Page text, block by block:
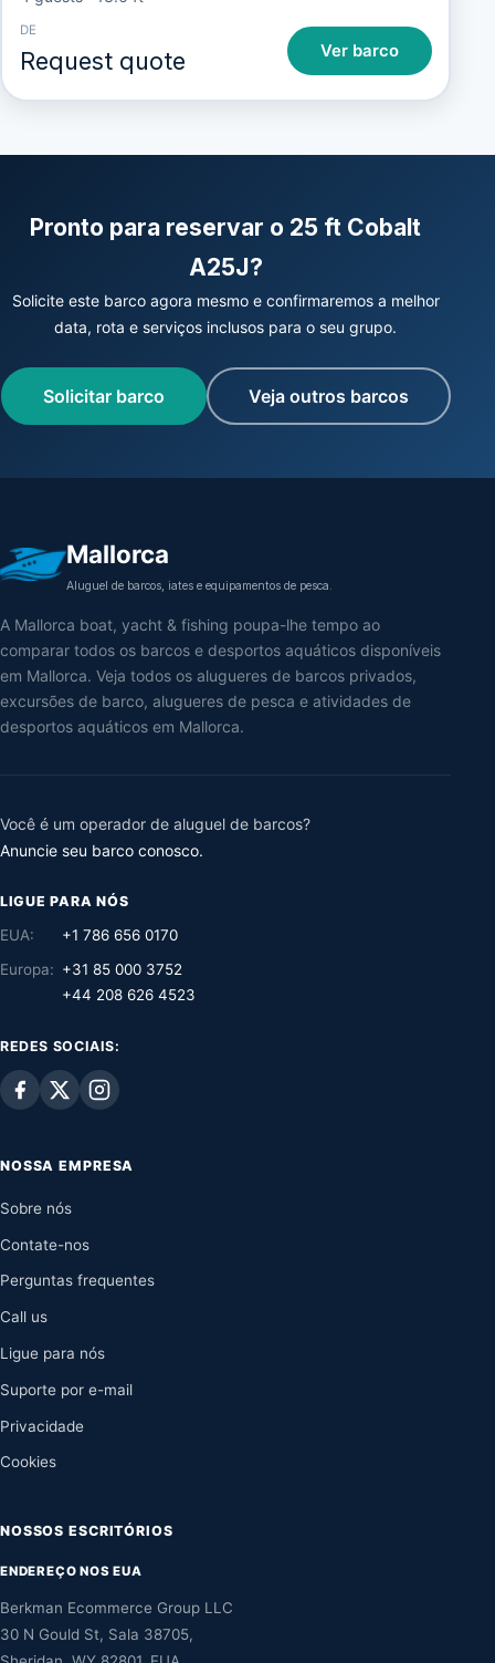
DE
Request quote Ver barco
Pronto para reservar o 25 ft Cobalt
A25J?
Solicite este barco agora mesmo e confirmaremos a melhor
data, rota e serviços inclusos para o seu grupo.
Solicitar barco Veja outros barcos
Mallorca
Aluguel de barcos, iates e equipamentos de pesca.
A Mallorca boat, yacht & fishing poupa-lhe tempo ao
comparar todos os barcos e desportos aquáticos disponíveis
em Mallorca. Veja todos os alugueres de barcos privados,
excursões de barco, alugueres de pesca e atividades de
desportos aquáticos em Mallorca.
Você é um operador de aluguel de barcos?
Anuncie seu barco conosco.
LIGUE PARA NÓS
EUA:
+1 786 656 0170
Europa: +31 85 000 3752
+44 208 626 4523
REDES SOCIAIS:
NOSSA EMPRESA
Sobre nós
Contate-nos
Perguntas frequentes
Call us
Ligue para nós
Suporte por e-mail
Privacidade
Cookies
NOSSOS ESCRITÓRIOS
ENDEREÇO NOS EUA
Berkman Ecommerce Group LLC
30 N Gould St, Sala 38705,